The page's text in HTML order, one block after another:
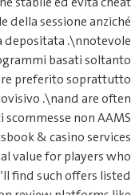
legandosi alla durata
semplicemente alla
rispetto ai
totali .\nandrebbe
interessati all’aspetto
alongside the term
cross‑promoting
synergy creates
both worlds .\nand